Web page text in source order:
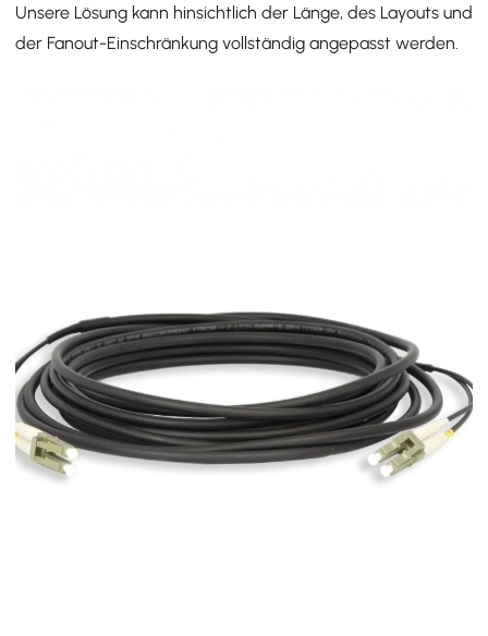
Unsere Lösung kann hinsichtlich der Länge, des Layouts und
der Fanout-Einschränkung vollständig angepasst werden.